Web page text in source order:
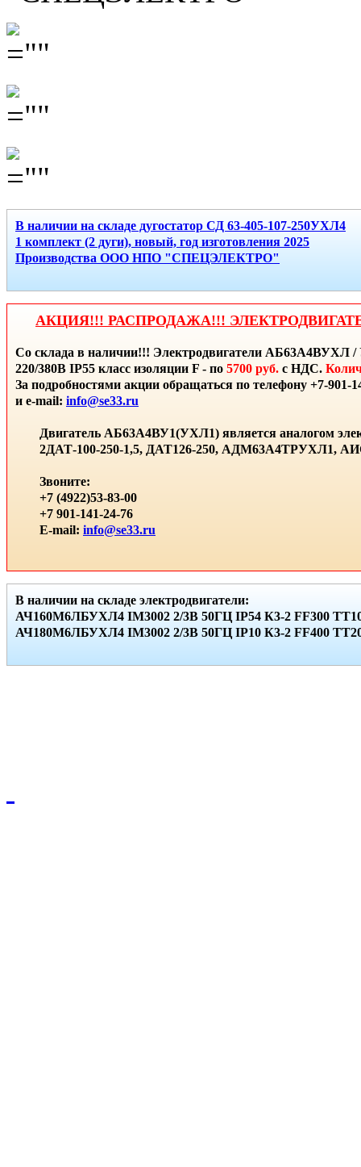
В наличии на складе дугостатор СД 63-405-107-250УХЛ4
1 комплект (2 дуги), новый, год изготовления 2025
Производства ООО НПО "СПЕЦЭЛЕКТРО"
АКЦИЯ!!! РАСПРОДАЖА!!!
Со склада в наличии!!! Электродвигатели АБ63А4ВУХЛ /
220/380В IP55 класс изоляции F - по 5700 руб. с НДС.
За подробностями акции обращаться по телефону +7-901-
и e-mail: info@se33.ru
Двигатель АБ63А4ВУ1(УХЛ1) является аналогом
2ДАТ-100-250-1,5, ДАТ126-250, АДМ63А4ТРУХЛ1,
Звоните:
+7 (4922)53-83-00
+7 901-141-24-76
E-mail: info@se33.ru
В наличии на складе электродвигатели:
АЧ160М6ЛБУХЛ4 IМ3002 2/3В 50ГЦ IР54 К3-2 FF300 ТТ10
АЧ180М6ЛБУХЛ4 IМ3002 2/3В 50ГЦ IР10 К3-2 FF400 ТТ20